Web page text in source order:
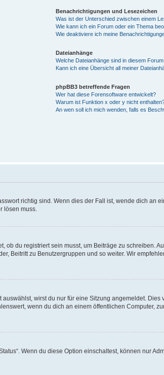
Benachrichtigungen und Lesezeichen
Was ist der Unterschied zwischen einem
Wie kann ich ein Forum oder ein Thema
Wie deaktiviere ich meine
Dateianhänge
Welche Dateianhänge sind in diesem
Kann ich eine Übersicht all meiner
phpBB3 betreffende Fragen
Wer hat diese Forensoftware entwickelt?
Warum ist Funktion x oder y nicht
An wen soll ich mich wenden, falls es
richtig sind. Wenn dies der Fall ist, wende dich an
lösen muss.
du registriert sein musst, um Beiträge zu schreiben.
Beitritt zu Benutzergruppen und so weiter. Wir
wirst du nur für eine Sitzung angemeldet.
wenn du dich an einem öffentlichen Computer,
Wenn du diese Option einschaltest, können nur